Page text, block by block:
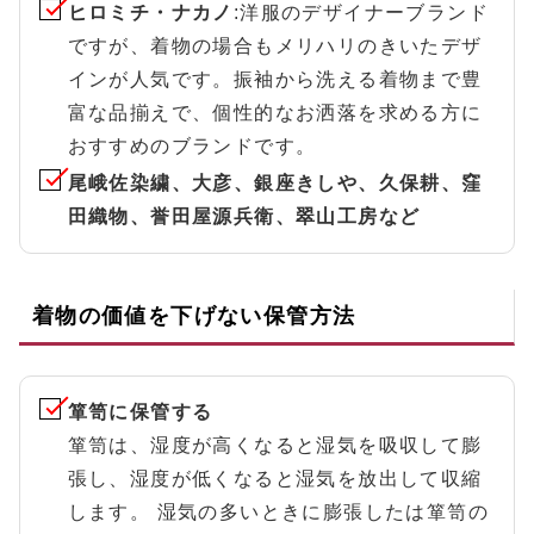
ヒロミチ・ナカノ :洋服のデザイナーブランド
ですが、着物の場合もメリハリのきいたデザ
インが人気です。振袖から洗える着物まで豊
富な品揃えで、個性的なお洒落を求める方に
おすすめのブランドです。
尾峨佐染繍、大彦、銀座きしや、久保耕、窪
田織物、誉田屋源兵衛、翠山工房など
着物の価値を下げない保管方法
箪笥に保管する
箪笥は、湿度が高くなると湿気を吸収して膨
張し、湿度が低くなると湿気を放出して収縮
します。 湿気の多いときに膨張したは箪笥の